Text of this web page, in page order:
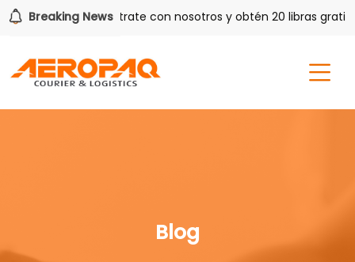
Breaking News¡Regístrate con nosotros y obtén 20 libras gratis
Blog